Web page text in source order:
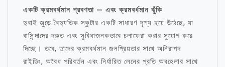
একটি ক্রমবর্ধমান প্রবণতা — এবং ক্রমবর্ধমান ঝুঁকি
দুবাই জুড়ে বৈদ্যুতিক স্কুটার একটি সাধারণ দৃশ্য হয়ে উঠেছে, যা
বাসিন্দাদের দ্রুত এবং সুবিধাজনকভাবে চলাফেরা করার সুযোগ করে
দিচ্ছে। তবে, তাদের ক্রমবর্ধমান জনপ্রিয়তার সাথে অনিরাপদ
রাইডিং, অবৈধ পরিবর্তন এবং নির্ধারিত লেনের প্রতি অবহেলার সাথে